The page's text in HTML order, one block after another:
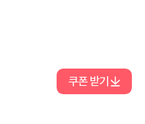
쿠폰 받기